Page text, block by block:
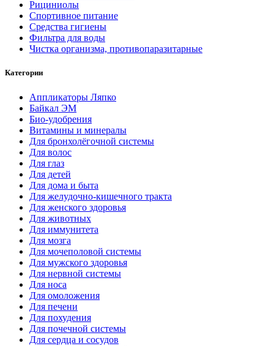
Рициниолы
Спортивное питание
Средства гигиены
Фильтра для воды
Чистка организма, противопаразитарные
Категории
Аппликаторы Ляпко
Байкал ЭМ
Био-удобрения
Витамины и минералы
Для бронхолёгочной системы
Для волос
Для глаз
Для детей
Для дома и быта
Для желудочно-кишечного тракта
Для женского здоровья
Для животных
Для иммунитета
Для мозга
Для мочеполовой системы
Для мужского здоровья
Для нервной системы
Для носа
Для омоложения
Для печени
Для похудения
Для почечной системы
Для сердца и сосудов